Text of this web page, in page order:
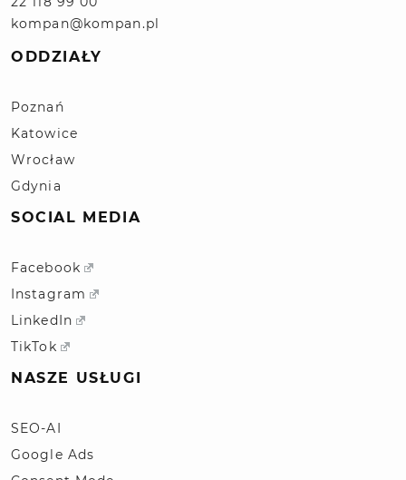
kompan@kompan.pl
ODDZIAŁY
Poznań
Katowice
Wrocław
Gdynia
SOCIAL MEDIA
Facebook
Instagram
LinkedIn
TikTok
NASZE USŁUGI
SEO-AI
Google Ads